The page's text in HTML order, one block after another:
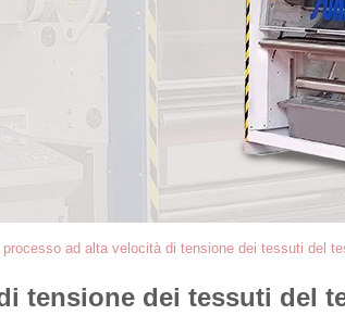
processo ad alta velocità di tensione dei tessuti del
tensione dei tessuti del